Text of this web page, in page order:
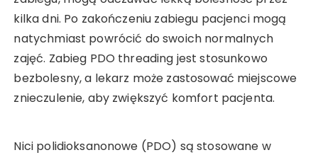
kilka dni. Po zakończeniu zabiegu pacjenci mogą
natychmiast powrócić do swoich normalnych
zajęć. Zabieg PDO threading jest stosunkowo
bezbolesny, a lekarz może zastosować miejscowe
znieczulenie, aby zwiększyć komfort pacjenta.
Nici polidioksanonowe (PDO) są stosowane w